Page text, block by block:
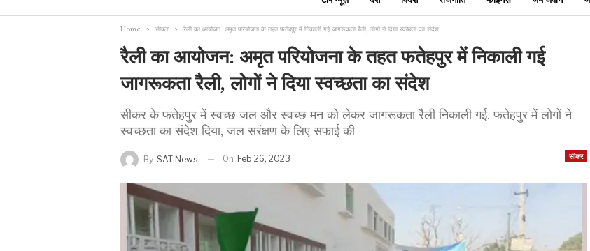
Home सीकर रैली का आयोजन: अमृत परियोजना के तहत फतेहपुर में निकाली गई जागरूकता रैली, लोगों ने दिया स्वच्छता का संदेश
रैली का आयोजन: अमृत परियोजना के तहत फतेहपुर में निकाली गई
जागरूकता रैली, लोगों ने दिया स्वच्छता का संदेश
सीकर के फतेहपुर में स्वच्छ जल और स्वच्छ मन को लेकर जागरूकता रैली निकाली गई. फतेहपुर में लोगों ने
स्वच्छता का संदेश दिया, जल सरंक्षण के लिए सफाई की
सीकर
By SAT News On Feb 26, 2023